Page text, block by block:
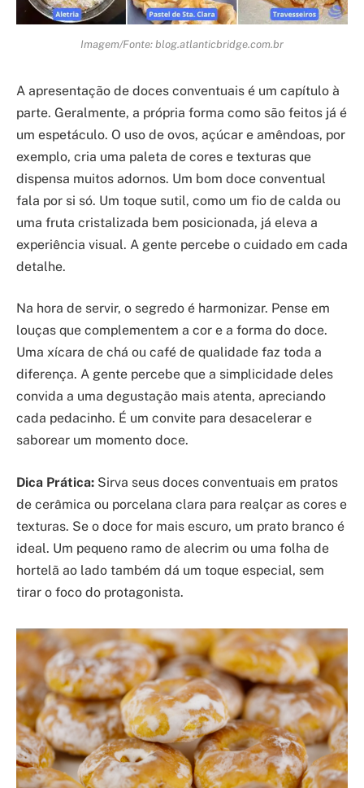
Imagem/Fonte: blog.atlanticbridge.com.br
A apresentação de doces conventuais é um capítulo à
parte. Geralmente, a própria forma como são feitos já é
um espetáculo. O uso de ovos, açúcar e amêndoas, por
exemplo, cria uma paleta de cores e texturas que
dispensa muitos adornos. Um bom doce conventual
fala por si só. Um toque sutil, como um fio de calda ou
uma fruta cristalizada bem posicionada, já eleva a
experiência visual. A gente percebe o cuidado em cada
detalhe.
Na hora de servir, o segredo é harmonizar. Pense em
louças que complementem a cor e a forma do doce.
Uma xícara de chá ou café de qualidade faz toda a
diferença. A gente percebe que a simplicidade deles
convida a uma degustação mais atenta, apreciando
cada pedacinho. É um convite para desacelerar e
saborear um momento doce.
Dica Prática: Sirva seus doces conventuais em pratos
de cerâmica ou porcelana clara para realçar as cores e
texturas. Se o doce for mais escuro, um prato branco é
ideal. Um pequeno ramo de alecrim ou uma folha de
hortelã ao lado também dá um toque especial, sem
tirar o foco do protagonista.